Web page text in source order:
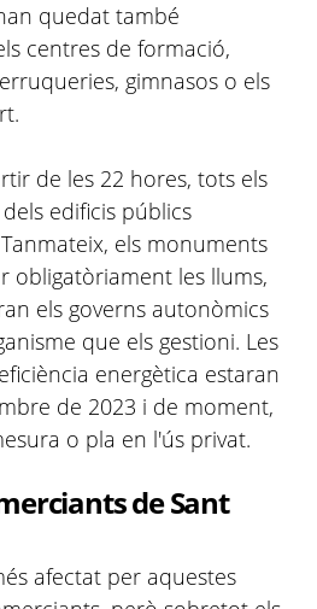
quedat també
centres de formació,
gimnasos o els
de les 22 hores, tots els
edificis públics
els monuments
obligatòriament les llums,
els governs autonòmics
que els gestioni. Les
energètica estaran
de 2023 i de moment,
o pla en l'ús privat.
de Sant
afectat per aquestes